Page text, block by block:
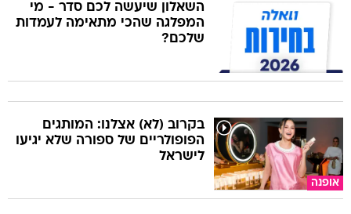
השאלון שיעשה לכם סדר - מי
המפלגה שהכי מתאימה לעמדות
שלכם?
אופנה
בקרוב (לא) אצלנו: המותגים
הפופולריים של ספורה שלא יגיעו
לישראל